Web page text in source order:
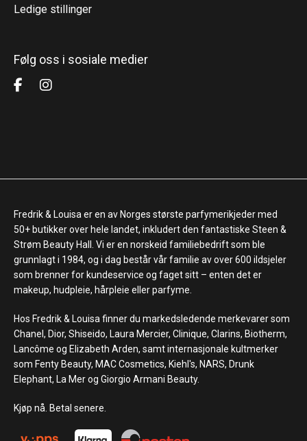
Ledige stillinger
Følg oss i sosiale medier
Fredrik & Louisa er en av Norges største parfymerikjeder med
50+ butikker over hele landet, inkludert den fantastiske Steen &
Strøm Beauty Hall. Vi er en norskeid familiebedrift som ble
grunnlagt i 1984, og i dag består vår familie av over 600 ildsjeler
som brenner for kundeservice og faget sitt – enten det er
makeup, hudpleie, hårpleie eller parfyme.
Hos Fredrik & Louisa finner du markedsledende merkevarer som
Chanel, Dior, Shiseido, Laura Mercier, Clinique, Clarins, Biotherm,
Lancôme og Elizabeth Arden, samt internasjonale kultmerker
som Fenty Beauty, MAC Cosmetics, Kiehl's, NARS, Drunk
Elephant, La Mer og Giorgio Armani Beauty.
Kjøp nå. Betal senere.